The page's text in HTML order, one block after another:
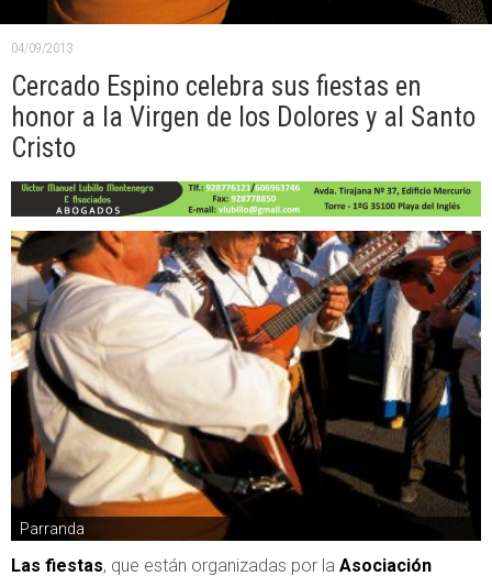
04/09/2013
Cercado Espino celebra sus fiestas en
honor a la Virgen de los Dolores y al Santo
Cristo
Parranda
Las fiestas, que están organizadas por la Asociación